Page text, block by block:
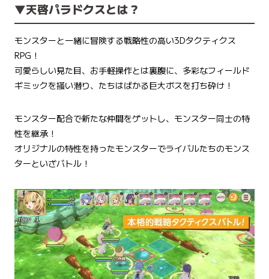
▼天啓パラドクスとは？
モンスターと一緒に冒険する戦略性の高い3Dタクティクス
RPG！
可愛らしい見た目、お手軽操作とは裏腹に、多彩なフィールド
ギミックを掻い潜り、たちはばかる巨大ボスを打ち砕け！
モンスター配合で新たな仲間をゲットし、モンスター同士の特
性を継承！
オリジナルの特性を持ったモンスターでライバルたちのモンス
ターといざバトル！